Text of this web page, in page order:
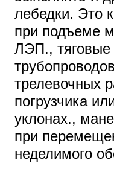
лебедки. Это
при подъеме
ЛЭП., тяговые
трелевочных
погрузчика
уклонах.,
при
неделимого